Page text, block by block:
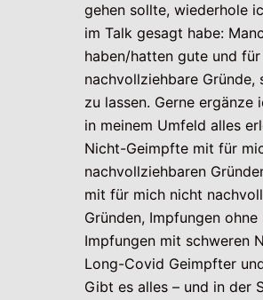
gehen sollte, wiederhole
im Talk gesagt habe:
haben/hatten gute und
nachvollziehbare Gründe,
zu lassen. Gerne ergänze
in meinem Umfeld alles
Nicht-Geimpfte mit für
nachvollziehbaren
mit für mich nicht
Gründen, Impfungen ohne
Impfungen mit schweren
Long-Covid Geimpfter
Gibt es alles – und in der